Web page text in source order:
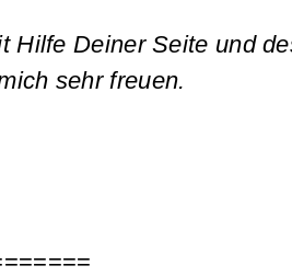
Hilfe Deiner Seite und
sehr freuen.